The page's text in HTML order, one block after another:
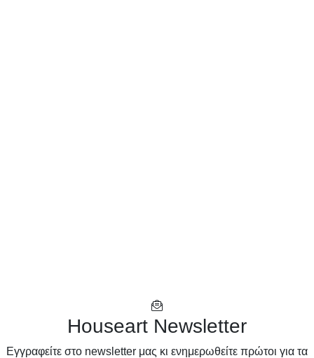
Houseart Newsletter
Eγγραφείτε στο newsletter μας κι ενημερωθείτε πρώτοι για τα